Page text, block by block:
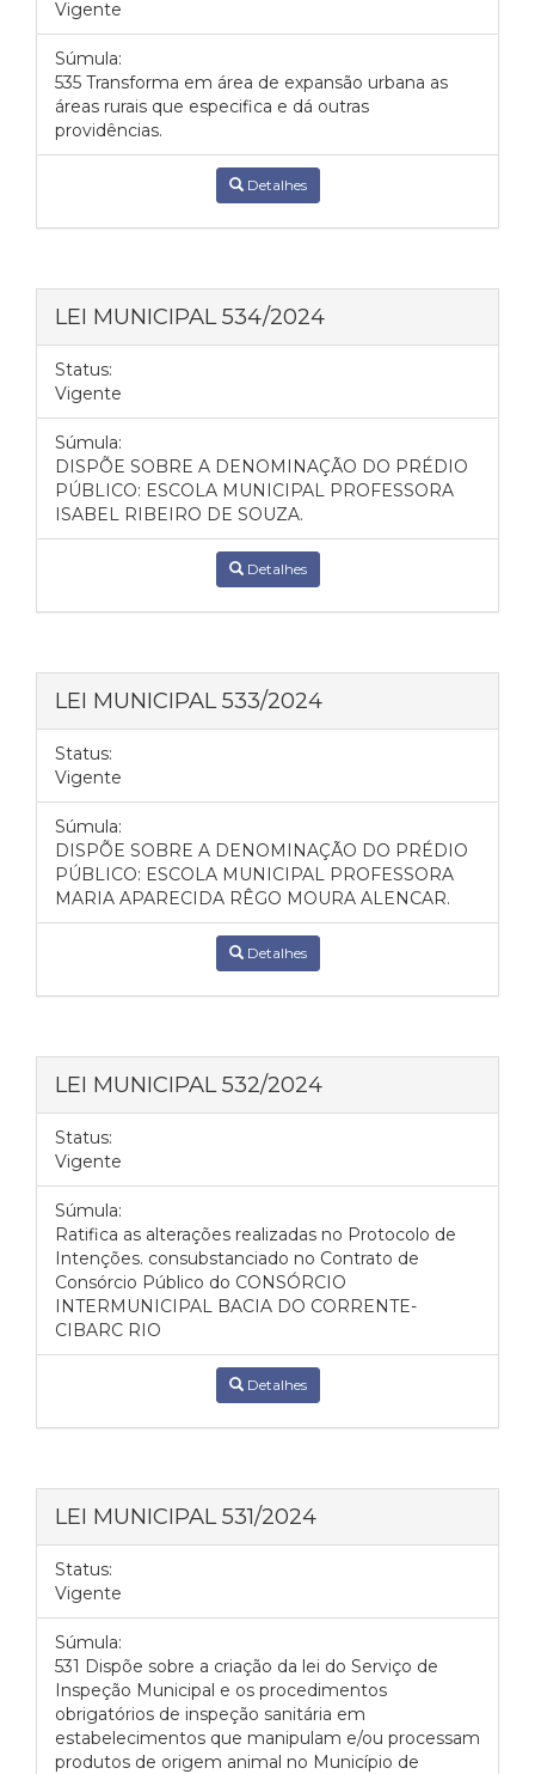
Vigente
Súmula:
535 Transforma em área de expansão urbana as
áreas rurais que especifica e dá outras
providências.
Detalhes
LEI MUNICIPAL 534/2024
Status:
Vigente
Súmula:
DISPÕE SOBRE A DENOMINAÇÃO DO PRÉDIO
PÚBLICO: ESCOLA MUNICIPAL PROFESSORA
ISABEL RIBEIRO DE SOUZA.
Detalhes
LEI MUNICIPAL 533/2024
Status:
Vigente
Súmula:
DISPÕE SOBRE A DENOMINAÇÃO DO PRÉDIO
PÚBLICO: ESCOLA MUNICIPAL PROFESSORA
MARIA APARECIDA RÊGO MOURA ALENCAR.
Detalhes
LEI MUNICIPAL 532/2024
Status:
Vigente
Súmula:
Ratifica as alterações realizadas no Protocolo de
Intenções. consubstanciado no Contrato de
Consórcio Público do CONSÓRCIO
INTERMUNICIPAL BACIA DO CORRENTE-
CIBARC RIO
Detalhes
LEI MUNICIPAL 531/2024
Status:
Vigente
Súmula:
531 Dispõe sobre a criação da lei do Serviço de
Inspeção Municipal e os procedimentos
obrigatórios de inspeção sanitária em
estabelecimentos que manipulam e/ou processam
produtos de origem animal no Município de